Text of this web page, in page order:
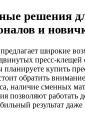
решения
и
широкие
пресс-клещей
планируете купить
обратить
наличие сменных
позволяют работать
результат